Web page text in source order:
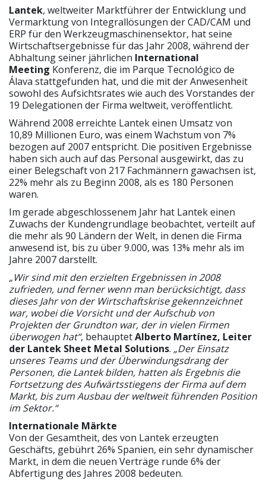
Lantek, weltweiter Marktführer der Entwicklung und
Vermarktung von Integrallösungen der CAD/CAM und
ERP für den Werkzeugmaschinensektor, hat seine
Wirtschaftsergebnisse für das Jahr 2008, während der
Abhaltung seiner jährlichen International
Meeting Konferenz, die im Parque Tecnológico de
Álava stattgefunden hat, und die mit der Anwesenheit
sowohl des Aufsichtsrates wie auch des Vorstandes der
19 Delegationen der Firma weltweit, veröffentlicht.
Während 2008 erreichte Lantek einen Umsatz von
10,89 Millionen Euro, was einem Wachstum von 7%
bezogen auf 2007 entspricht. Die positiven Ergebnisse
haben sich auch auf das Personal ausgewirkt, das zu
einer Belegschaft von 217 Fachmännern gawachsen ist,
22% mehr als zu Beginn 2008, als es 180 Personen
waren.
Im gerade abgeschlossenem Jahr hat Lantek einen
Zuwachs der Kundengrundlage beobachtet, verteilt auf
die mehr als 90 Ländern der Welt, in denen die Firma
anwesend ist, bis zu über 9.000, was 13% mehr als im
Jahre 2007 darstellt.
„Wir sind mit den erzielten Ergebnissen in 2008
zufrieden, und ferner wenn man berücksichtigt, dass
dieses Jahr von der Wirtschaftskrise gekennzeichnet
war, wobei die Vorsicht und der Aufschub von
Projekten der Grundton war, der in vielen Firmen
überwogen hat“, behauptetAlberto Martínez, Leiter
der Lantek Sheet Metal Solutions. „Der Einsatz
unseres Teams und der Überwindungsdrang der
Personen, die Lantek bilden, hatten als Ergebnis die
Fortsetzung des Aufwärtsstiegens der Firma auf dem
Markt, bis zum Ausbau der weltweit führenden Position
im Sektor.“
Internationale Märkte
Von der Gesamtheit, des von Lantek erzeugten
Geschäfts, gebührt 26% Spanien, ein sehr dynamischer
Markt, in dem die neuen Verträge runde 6% der
Abfertigung des Jahres 2008 bedeuten.